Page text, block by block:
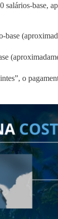
salários-base,
base
o